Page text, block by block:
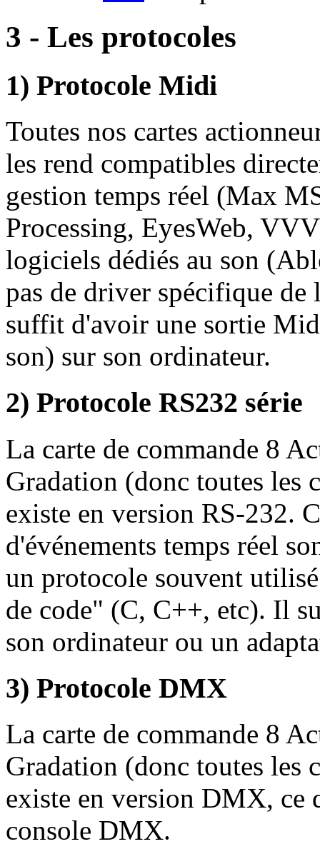
3 - Les protocoles
1) Protocole Midi
Toutes nos cartes
les rend compatibles
gestion temps réel (Max
Processing, EyesWeb,
logiciels dédiés au son
pas de driver spécifique
suffit d'avoir une sortie
son) sur son ordinateur.
2) Protocole RS232 série
La carte de commande 8
Gradation (donc toutes les
existe en version RS-232.
d'événements temps réel
un protocole souvent
de code" (C, C++, etc). Il
son ordinateur ou un
3) Protocole DMX
La carte de commande 8
Gradation (donc toutes les
existe en version DMX, ce
console DMX.